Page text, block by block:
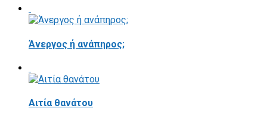
Άνεργος ή ανάπηρος;
Αιτία θανάτου